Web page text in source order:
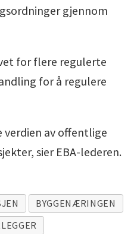
gjennom
for flere regulerte
for å regulere
verdien av offentlige
sier EBA-lederen.
BYGGENÆRINGEN